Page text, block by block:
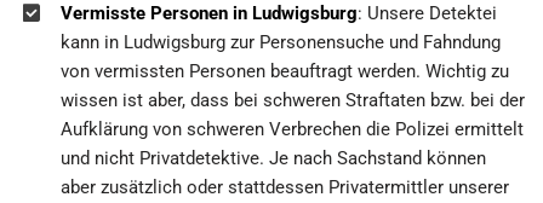
Vermisste Personen in Ludwigsburg: Unsere Detektei
kann in Ludwigsburg zur Personensuche und Fahndung
von vermissten Personen beauftragt werden. Wichtig zu
wissen ist aber, dass bei schweren Straftaten bzw. bei der
Aufklärung von schweren Verbrechen die Polizei ermittelt
und nicht Privatdetektive. Je nach Sachstand können
aber zusätzlich oder stattdessen Privatermittler unserer